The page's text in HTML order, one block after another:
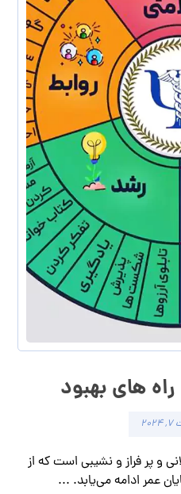
های بهبود
و پر فراز و نشیبی است که از
عمر ادامه می‌یابد. ...